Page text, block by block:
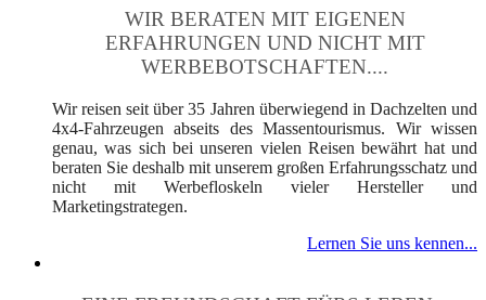
WIR BERATEN MIT EIGENEN
ERFAHRUNGEN UND NICHT MIT
WERBEBOTSCHAFTEN....
Wir reisen seit über 35 Jahren überwiegend in Dachzelten und
4x4-Fahrzeugen abseits des Massentourismus. Wir wissen
genau, was sich bei unseren vielen Reisen bewährt hat und
beraten Sie deshalb mit unserem großen Erfahrungsschatz und
nicht mit Werbefloskeln vieler Hersteller und
Marketingstrategen.
Lernen Sie uns kennen...